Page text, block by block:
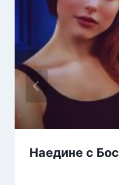
Наедине с